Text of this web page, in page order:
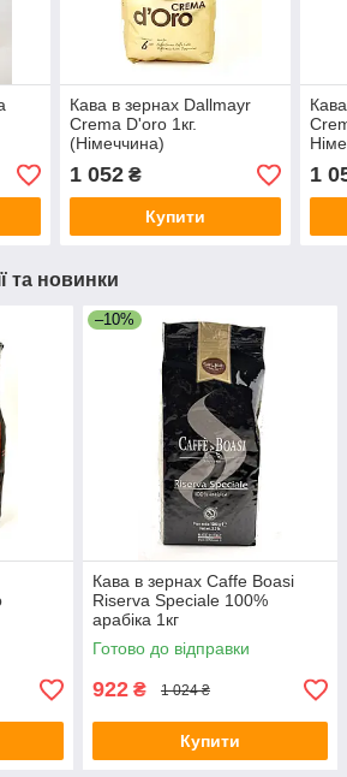
Кава в зернах Dallmayr
Crema D'oro 1кг.
(Німеччина)
1 052₴
Купити
1
та новинки
–10%
Кава в зернах Caffe Boasi
Riserva Speciale 100%
арабіка 1кг
Готово до відправки
922 ₴ 1 024 ₴
Купити